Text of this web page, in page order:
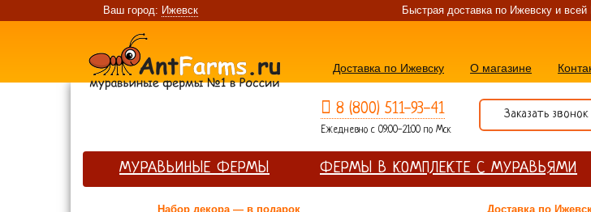
Ваш город: Ижевск Быстрая доставка по Ижевску и
Доставка по Ижевску О магазине
8 (800) 511-93-41
Ежедневно с 09:00-21:00 по Мск
Заказать звонок
МУРАВЬИНЫЕ ФЕРМЫ ФЕРМЫ В КОМПЛЕКТЕ С МУРАВЬЯМИ
Набор декора — в подарок
Доставка по